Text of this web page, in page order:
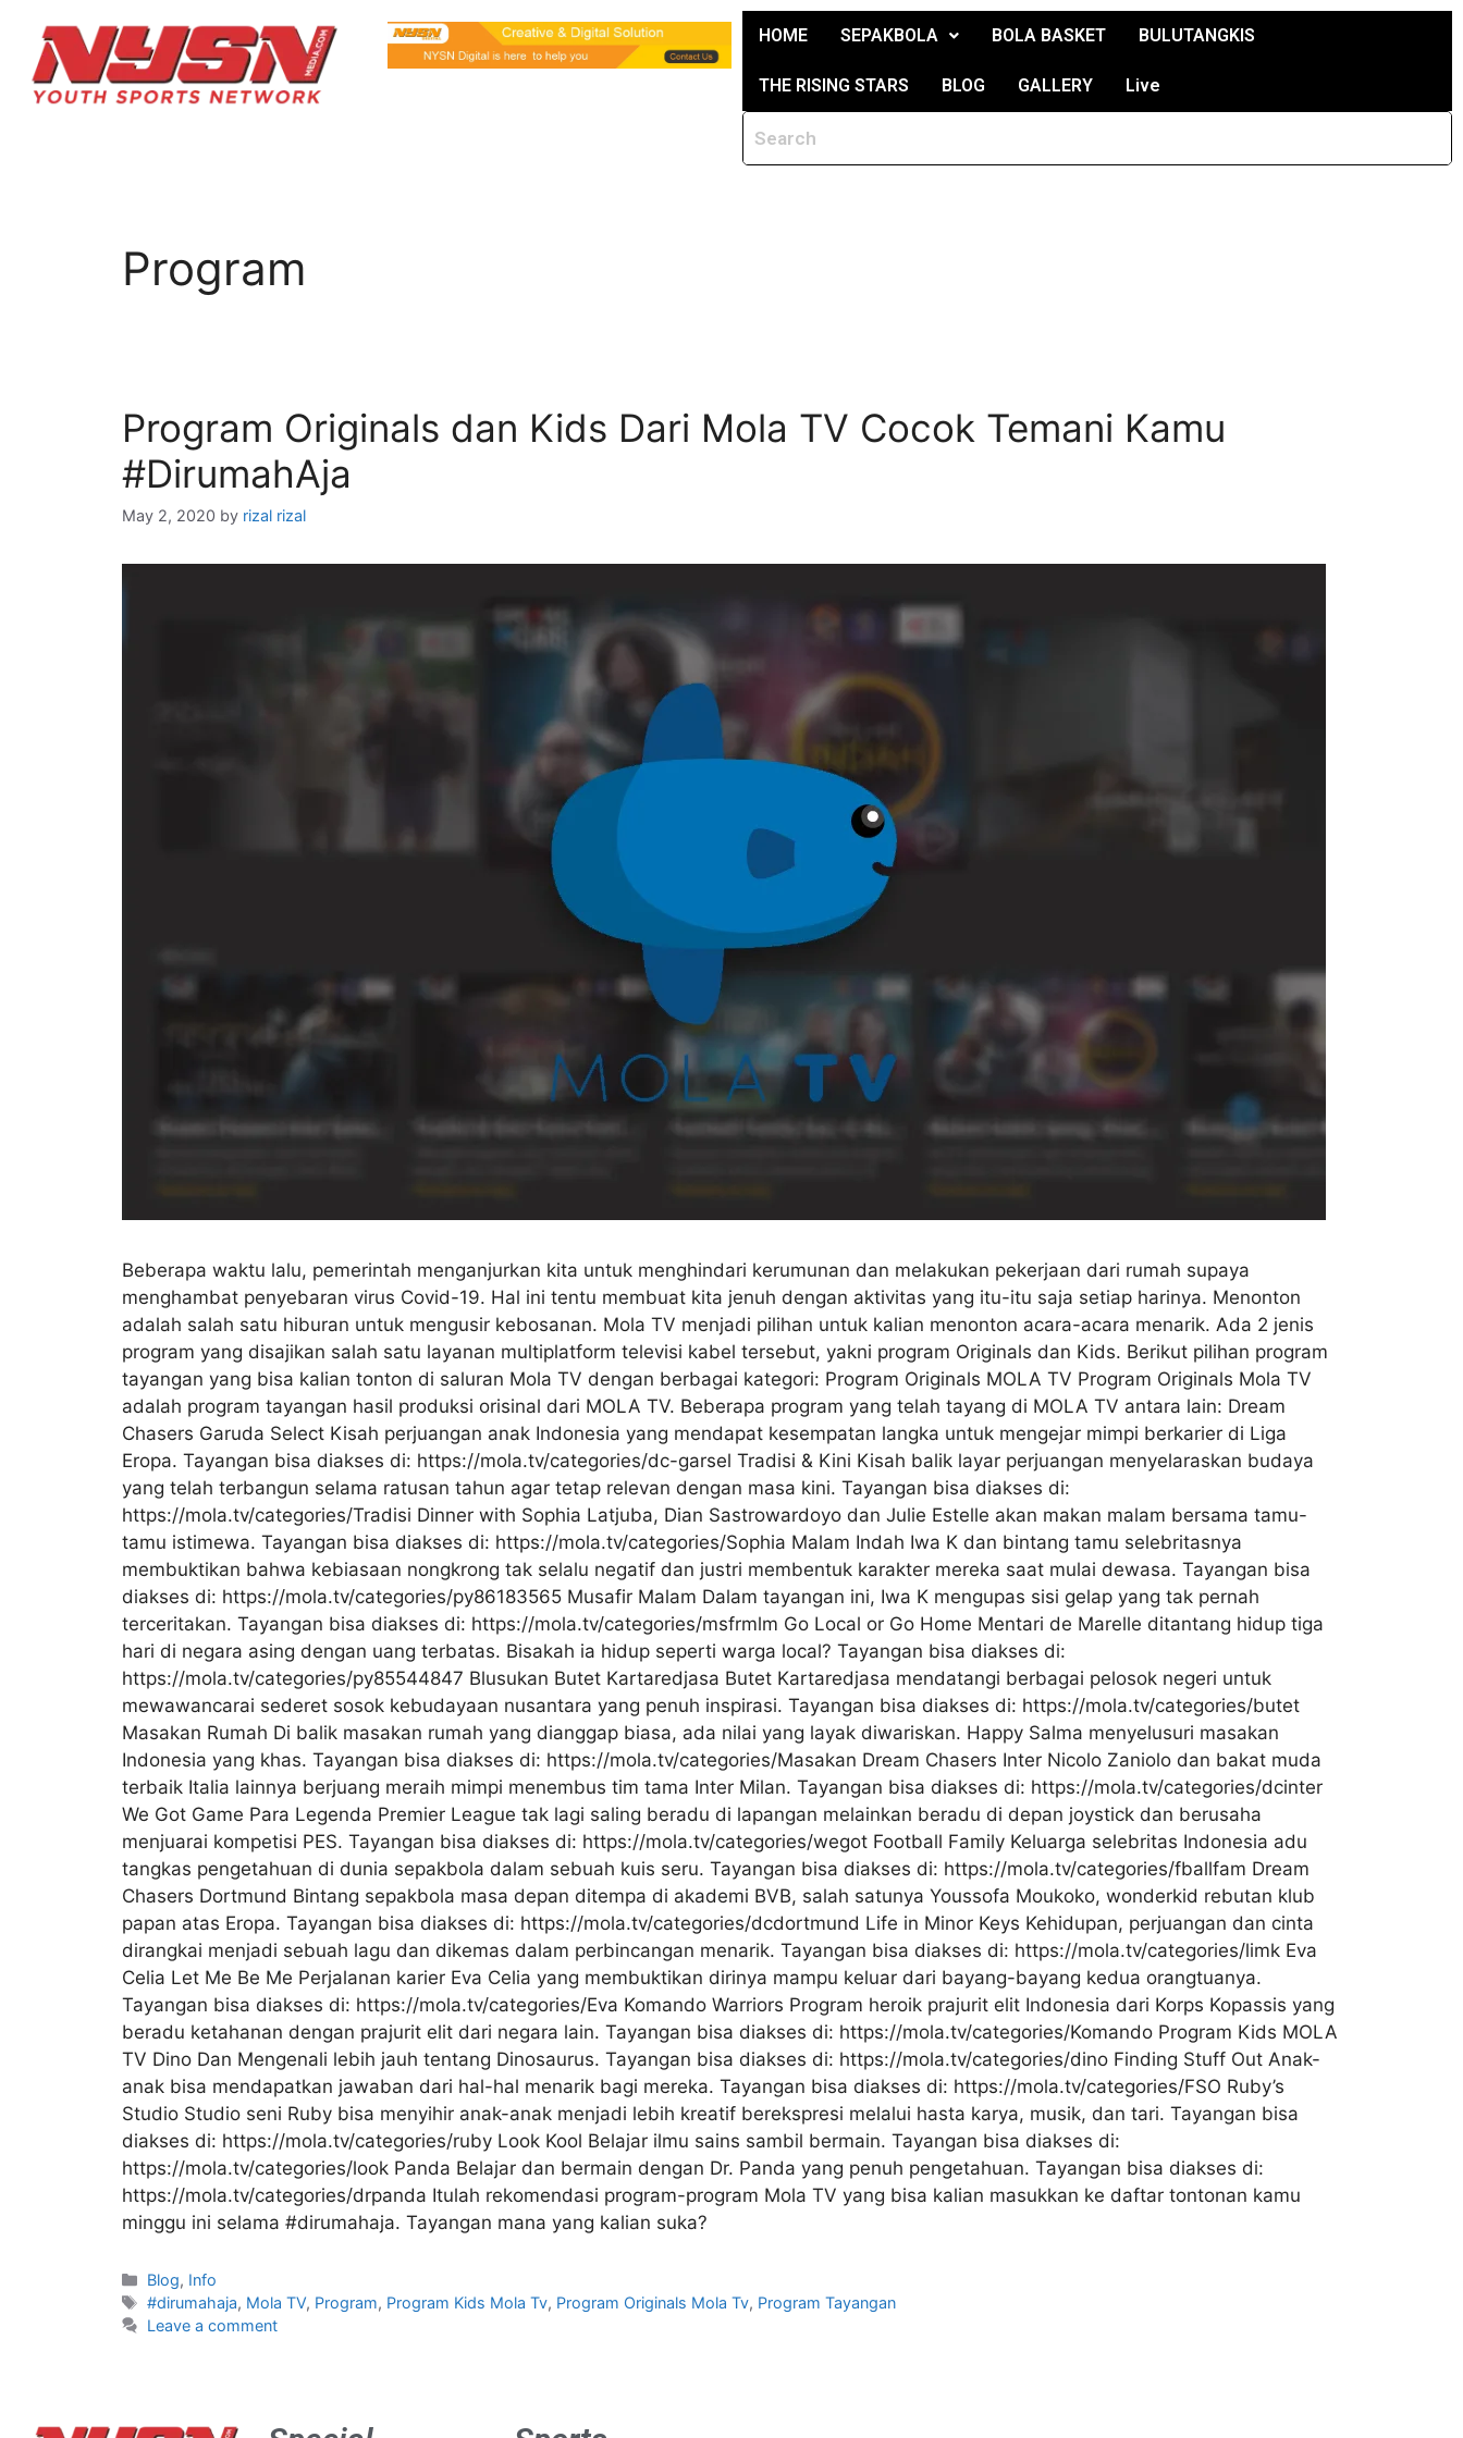
HOME SEPAKBOLA BOLA BASKET BULUTANGKIS
THE RISING STARS BLOG GALLERY Live
Program
Program Originals dan Kids Dari Mola TV Cocok Temani Kamu
#DirumahAja
May 2, 2020 by rizal rizal
Beberapa waktu lalu, pemerintah menganjurkan kita untuk menghindari kerumunan dan melakukan pekerjaan dari rumah supaya
menghambat penyebaran virus Covid-19. Hal ini tentu membuat kita jenuh dengan aktivitas yang itu-itu saja setiap harinya. Menonton
adalah salah satu hiburan untuk mengusir kebosanan. Mola TV menjadi pilihan untuk kalian menonton acara-acara menarik. Ada 2 jenis
program yang disajikan salah satu layanan multiplatform televisi kabel tersebut, yakni program Originals dan Kids. Berikut pilihan program
tayangan yang bisa kalian tonton di saluran Mola TV dengan berbagai kategori: Program Originals MOLA TV Program Originals Mola TV
adalah program tayangan hasil produksi orisinal dari MOLA TV. Beberapa program yang telah tayang di MOLA TV antara lain: Dream
Chasers Garuda Select Kisah perjuangan anak Indonesia yang mendapat kesempatan langka untuk mengejar mimpi berkarier di Liga
Eropa. Tayangan bisa diakses di: https://mola.tv/categories/dc-garsel Tradisi & Kini Kisah balik layar perjuangan menyelaraskan budaya
yang telah terbangun selama ratusan tahun agar tetap relevan dengan masa kini. Tayangan bisa diakses di:
https://mola.tv/categories/Tradisi Dinner with Sophia Latjuba, Dian Sastrowardoyo dan Julie Estelle akan makan malam bersama tamu-
tamu istimewa. Tayangan bisa diakses di: https://mola.tv/categories/Sophia Malam Indah Iwa K dan bintang tamu selebritasnya
membuktikan bahwa kebiasaan nongkrong tak selalu negatif dan justri membentuk karakter mereka saat mulai dewasa. Tayangan bisa
diakses di: https://mola.tv/categories/py86183565 Musafir Malam Dalam tayangan ini, Iwa K mengupas sisi gelap yang tak pernah
terceritakan. Tayangan bisa diakses di: https://mola.tv/categories/msfrmlm Go Local or Go Home Mentari de Marelle ditantang hidup tiga
hari di negara asing dengan uang terbatas. Bisakah ia hidup seperti warga local? Tayangan bisa diakses di:
https://mola.tv/categories/py85544847 Blusukan Butet Kartaredjasa Butet Kartaredjasa mendatangi berbagai pelosok negeri untuk
mewawancarai sederet sosok kebudayaan nusantara yang penuh inspirasi. Tayangan bisa diakses di: https://mola.tv/categories/butet
Masakan Rumah Di balik masakan rumah yang dianggap biasa, ada nilai yang layak diwariskan. Happy Salma menyelusuri masakan
Indonesia yang khas. Tayangan bisa diakses di: https://mola.tv/categories/Masakan Dream Chasers Inter Nicolo Zaniolo dan bakat muda
terbaik Italia lainnya berjuang meraih mimpi menembus tim tama Inter Milan. Tayangan bisa diakses di: https://mola.tv/categories/dcinter
We Got Game Para Legenda Premier League tak lagi saling beradu di lapangan melainkan beradu di depan joystick dan berusaha
menjuarai kompetisi PES. Tayangan bisa diakses di: https://mola.tv/categories/wegot Football Family Keluarga selebritas Indonesia adu
tangkas pengetahuan di dunia sepakbola dalam sebuah kuis seru. Tayangan bisa diakses di: https://mola.tv/categories/fballfam Dream
Chasers Dortmund Bintang sepakbola masa depan ditempa di akademi BVB, salah satunya Youssofa Moukoko, wonderkid rebutan klub
papan atas Eropa. Tayangan bisa diakses di: https://mola.tv/categories/dcdortmund Life in Minor Keys Kehidupan, perjuangan dan cinta
dirangkai menjadi sebuah lagu dan dikemas dalam perbincangan menarik. Tayangan bisa diakses di: https://mola.tv/categories/limk Eva
Celia Let Me Be Me Perjalanan karier Eva Celia yang membuktikan dirinya mampu keluar dari bayang-bayang kedua orangtuanya.
Tayangan bisa diakses di: https://mola.tv/categories/Eva Komando Warriors Program heroik prajurit elit Indonesia dari Korps Kopassis yang
beradu ketahanan dengan prajurit elit dari negara lain. Tayangan bisa diakses di: https://mola.tv/categories/Komando Program Kids MOLA
TV Dino Dan Mengenali lebih jauh tentang Dinosaurus. Tayangan bisa diakses di: https://mola.tv/categories/dino Finding Stuff Out Anak-
anak bisa mendapatkan jawaban dari hal-hal menarik bagi mereka. Tayangan bisa diakses di: https://mola.tv/categories/FSO Ruby’s
Studio Studio seni Ruby bisa menyihir anak-anak menjadi lebih kreatif berekspresi melalui hasta karya, musik, dan tari. Tayangan bisa
diakses di: https://mola.tv/categories/ruby Look Kool Belajar ilmu sains sambil bermain. Tayangan bisa diakses di:
https://mola.tv/categories/look Panda Belajar dan bermain dengan Dr. Panda yang penuh pengetahuan. Tayangan bisa diakses di:
https://mola.tv/categories/drpanda Itulah rekomendasi program-program Mola TV yang bisa kalian masukkan ke daftar tontonan kamu
minggu ini selama #dirumahaja. Tayangan mana yang kalian suka?
Blog, Info
#dirumahaja, Mola TV, Program, Program Kids Mola Tv, Program Originals Mola Tv, Program Tayangan
Leave a comment